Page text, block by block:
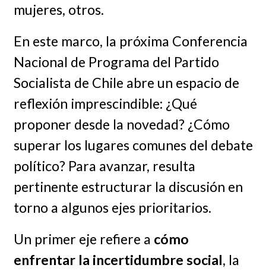
mujeres, otros.
En este marco, la próxima Conferencia
Nacional de Programa del Partido
Socialista de Chile abre un espacio de
reflexión imprescindible: ¿Qué
proponer desde la novedad? ¿Cómo
superar los lugares comunes del debate
político? Para avanzar, resulta
pertinente estructurar la discusión en
torno a algunos ejes prioritarios.
Un primer eje refiere a cómo
enfrentar la incertidumbre social, la